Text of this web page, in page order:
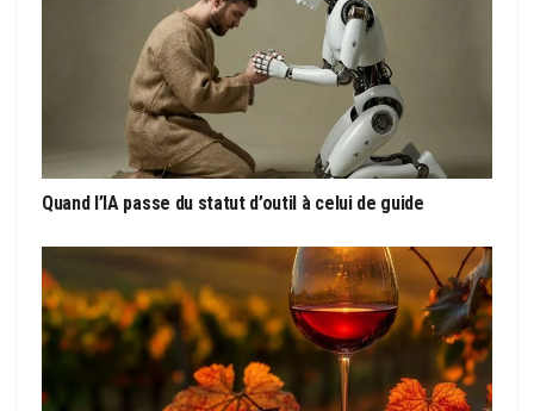
Quand l’IA passe du statut d’outil à celui de guide